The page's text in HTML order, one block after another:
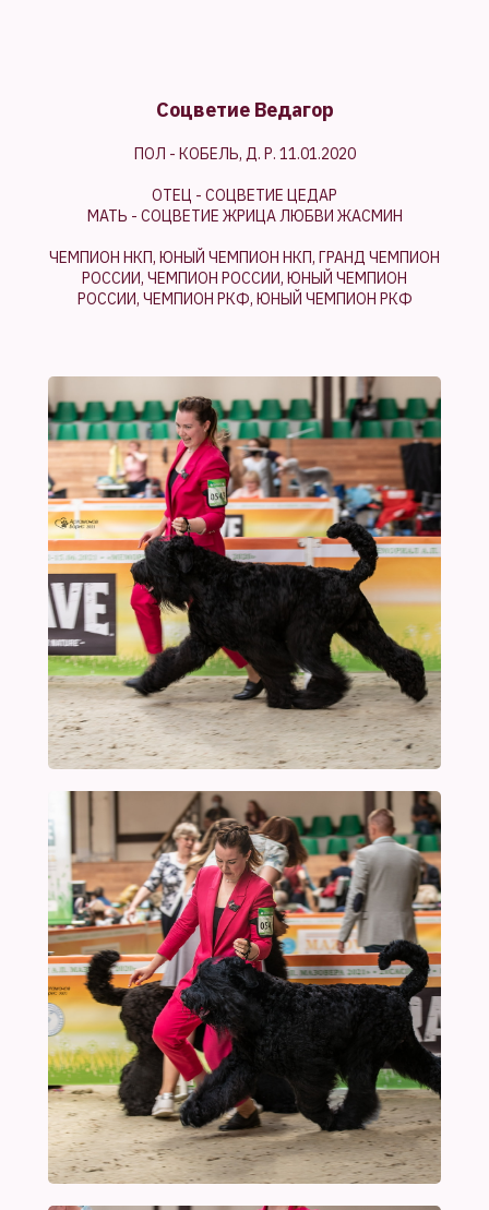
Соцветие Ведагор
ПОЛ - КОБЕЛЬ, Д. Р. 11.01.2020
ОТЕЦ - СОЦВЕТИЕ ЦЕДАР
МАТЬ - СОЦВЕТИЕ ЖРИЦА ЛЮБВИ ЖАСМИН
ЧЕМПИОН НКП, ЮНЫЙ ЧЕМПИОН НКП, ГРАНД ЧЕМПИОН
РОССИИ, ЧЕМПИОН РОССИИ, ЮНЫЙ ЧЕМПИОН
РОССИИ, ЧЕМПИОН РКФ, ЮНЫЙ ЧЕМПИОН РКФ